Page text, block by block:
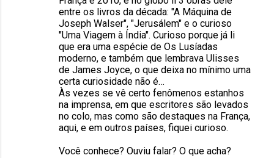
entre os livros da década: "A Máquina de
Joseph Walser", "Jerusálem" e o curioso
"Uma Viagem à Índia". Curioso porque já li
que era uma espécie de Os Lusíadas
moderno, e também que lembrava Ulisses
de James Joyce, o que deixa no mínimo uma
certa curiosidade não é…
Às vezes se vê certo fenômenos estanhos
na imprensa, em que escritores são levados
no colo, mas como são destaques na França,
aqui, e em outros países, fiquei curioso.
Você conhece? Ouviu falar? O que acha?